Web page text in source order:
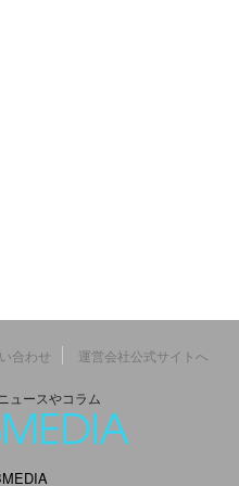
合わせ 運営会社公式サイトへ
ュースやコラム